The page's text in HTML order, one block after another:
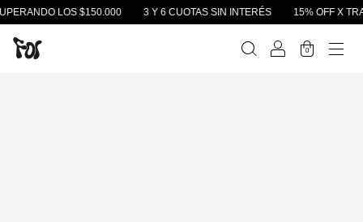
LOS $150.000 3 Y 6 CUOTAS SIN INTERÉS 15% OFF X
0